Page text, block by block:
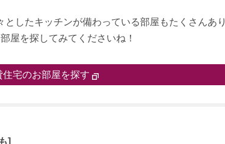
したキッチンが備わっている部屋もたくさんあり
屋を探してみてくださいね！
住宅のお部屋を探す
]